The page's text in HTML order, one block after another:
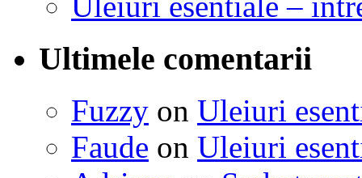
Ultimele comentarii
Fuzzy on Uleiuri
Faude on Uleiuri